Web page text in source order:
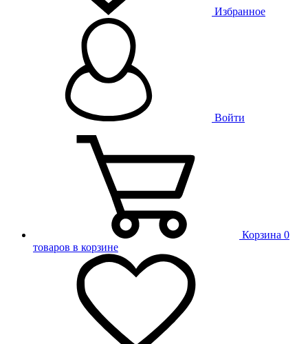
Избранное
Войти
Корзина 0
товаров в корзине